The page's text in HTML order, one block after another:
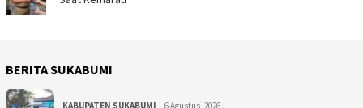
BERITA SUKABUMI
KABUPATEN SUKABUMI 6 Agustus, 2026